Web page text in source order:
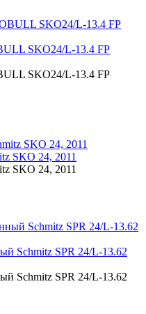
SKO24/L-13.4 FP
SKO24/L-13.4 FP
SKO 24, 2011
SKO 24, 2011
Schmitz SPR 24/L-13.62
Schmitz SPR 24/L-13.62